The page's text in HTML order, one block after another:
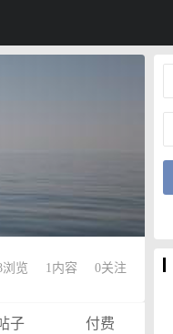
浏览 1内容 0关注
子 付费